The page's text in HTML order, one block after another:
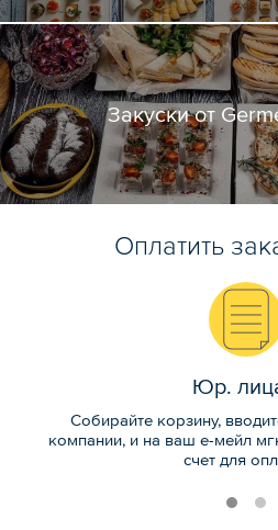
Закуски от
Оплатить
Юр.
Собирайте корзину,
компании, и на ваш е-мейл
счет для